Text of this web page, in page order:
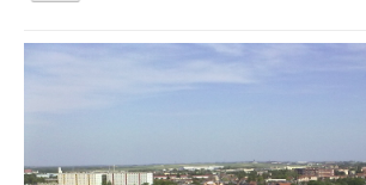
la
Vous êtes ici :
Accueil
Samedi 22 juin : Atelier Jardinez Nature
Activités tout public